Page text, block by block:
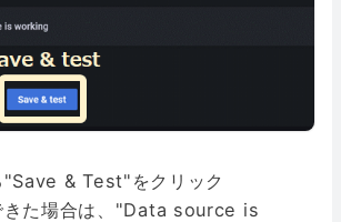
"Save & Test"をクリック
きた場合は、"Data source is